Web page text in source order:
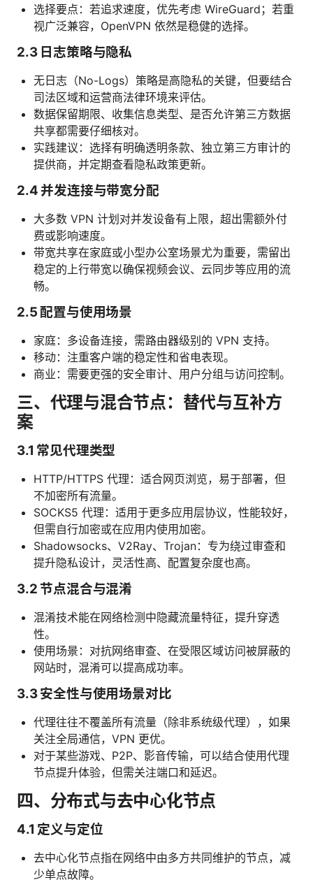
选择要点：若追求速度，优先考虑 WireGuard；若重
视广泛兼容，OpenVPN 依然是稳健的选择。
2.3 日志策略与隐私
无日志（No-Logs）策略是高隐私的关键，但要结合
司法区域和运营商法律环境来评估。
数据保留期限、收集信息类型、是否允许第三方数据
共享都需要仔细核对。
实践建议：选择有明确透明条款、独立第三方审计的
提供商，并定期查看隐私政策更新。
2.4 并发连接与带宽分配
大多数 VPN 计划对并发设备有上限，超出需额外付
费或影响速度。
带宽共享在家庭或小型办公室场景尤为重要，需留出
稳定的上行带宽以确保视频会议、云同步等应用的流
畅。
2.5 配置与使用场景
家庭：多设备连接，需路由器级别的 VPN 支持。
移动：注重客户端的稳定性和省电表现。
商业：需要更强的安全审计、用户分组与访问控制。
三、代理与混合节点：替代与互补方
案
3.1 常见代理类型
HTTP/HTTPS 代理：适合网页浏览，易于部署，但
不加密所有流量。
SOCKS5 代理：适用于更多应用层协议，性能较好，
但需自行加密或在应用内使用加密。
Shadowsocks、V2Ray、Trojan：专为绕过审查和
提升隐私设计，灵活性高、配置复杂度也高。
3.2 节点混合与混淆
混淆技术能在网络检测中隐藏流量特征，提升穿透
性。
使用场景：对抗网络审查、在受限区域访问被屏蔽的
网站时，混淆可以提高成功率。
3.3 安全性与使用场景对比
代理往往不覆盖所有流量（除非系统级代理），如果
关注全局通信，VPN 更优。
对于某些游戏、P2P、影音传输，可以结合使用代理
节点提升体验，但需关注端口和延迟。
四、分布式与去中心化节点
4.1 定义与定位
去中心化节点指在网络中由多方共同维护的节点，减
少单点故障。